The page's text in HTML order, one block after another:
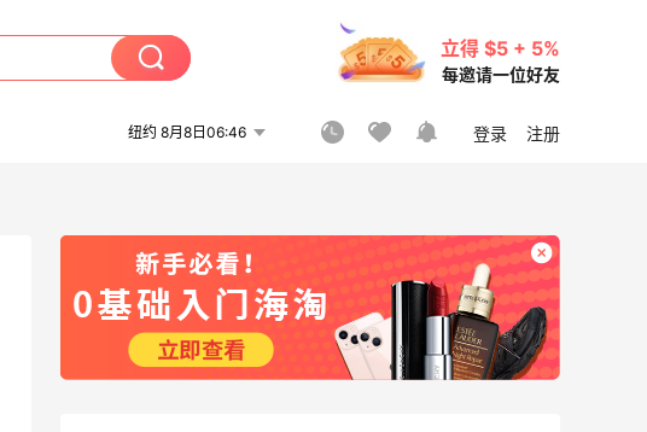
立得 $5 + 5%
每邀请一位好友
纽约 8月8日06:46 登录 注册